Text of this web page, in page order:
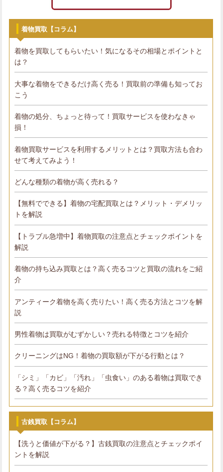
着物買取【コラム】
着物を買取してもらいたい！気になるその相場とポイントと
は？
大事な着物をできるだけ高く売る！買取前の準備も知ってお
こう
着物の処分、ちょっと待って！買取サービスを使わなきゃ
損！
着物買取サービスを利用するメリットとは？買取方法も合わ
せて考えてみよう！
どんな種類の着物が高く売れる？
【無料でできる】着物の宅配買取とは？メリット・デメリッ
トを解説
【トラブル急増中】着物買取の注意点とチェックポイントを
解説
着物の持ち込み買取とは？高く売るコツと買取の流れをご紹
介
アンティーク着物を高く売りたい！高く売る方法とコツを解
説
男性着物は買取がむずかしい？売れる特徴とコツを紹介
クリーニングはNG！着物の買取額が下がる行動とは？
「シミ」「カビ」「汚れ」「虫食い」のある着物は買取でき
る？高く売るコツを紹介
古銭買取【コラム】
【洗うと価値が下がる？】古銭買取の注意点とチェックポイ
ントを解説